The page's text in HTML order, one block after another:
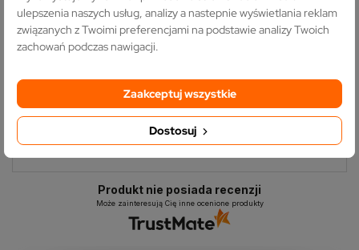
spersonalizowanego systemu sterowania
dla każdego domu czy biura.Zapraszamy do
skorzystania z naszej oferty i cieszenia się
dotykowe.
Produkt nie posiada recenzji
Może zainteresują Cię inne ocenione produkty
ulepszenia naszych usług, analizy a nastepnie wyświetlania reklam
związanych z Twoimi preferencjami na podstawie analizy Twoich
zachowań podczas nawigacji.
Dostosuj
Zaakceptuj wszystkie